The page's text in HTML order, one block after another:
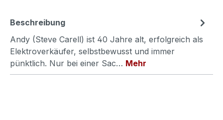
Beschreibung
Andy (Steve Carell) ist 40 Jahre alt, erfolgreich als
Elektroverkäufer, selbstbewusst und immer
pünktlich. Nur bei einer Sac… Mehr